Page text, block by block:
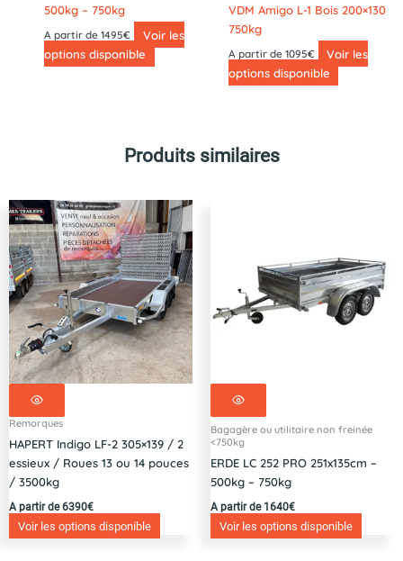
500kg – 750kg
A partir de 1495€
Voir les
options disponible
VDM Amigo L-1 Bois 200×130
750kg
A partir de 1095€
Voir les
options disponible
Produits similaires
Remorques
HAPERT Indigo LF-2 305×139 / 2
essieux / Roues 13 ou 14 pouces
/ 3500kg
A partir de 6390€
Voir les options disponible
Bagagère ou utilitaire non freinée
<750kg
ERDE LC 252 PRO 251x135cm –
500kg – 750kg
A partir de 1640€
Voir les options disponible